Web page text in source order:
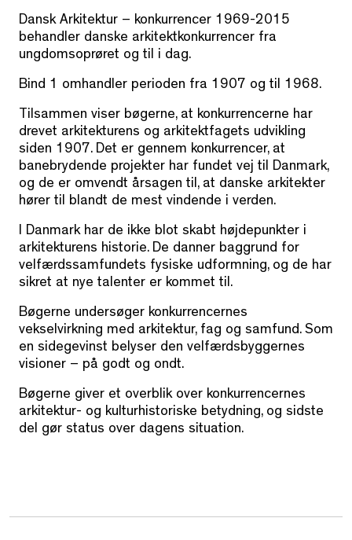
Dansk Arkitektur – konkurrencer 1969-2015
behandler danske arkitektkonkurrencer fra
ungdomsoprøret og til i dag.
Bind 1 omhandler perioden fra 1907 og til 1968.
Tilsammen viser bøgerne, at konkurrencerne har
drevet arkitekturens og arkitektfagets udvikling
siden 1907. Det er gennem konkurrencer, at
banebrydende projekter har fundet vej til Danmark,
og de er omvendt årsagen til, at danske arkitekter
hører til blandt de mest vindende i verden.
I Danmark har de ikke blot skabt højdepunkter i
arkitekturens historie. De danner baggrund for
velfærdssamfundets fysiske udformning, og de har
sikret at nye talenter er kommet til.
Bøgerne undersøger konkurrencernes
vekselvirkning med arkitektur, fag og samfund. Som
en sidegevinst belyser den velfærdsbyggernes
visioner – på godt og ondt.
Bøgerne giver et overblik over konkurrencernes
arkitektur- og kulturhistoriske betydning, og sidste
del gør status over dagens situation.